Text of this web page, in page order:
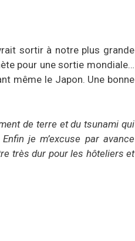
sortir à notre plus grande
pour une sortie mondiale…
même le Japon. Une bonne
de terre et du tsunami qui
je m’excuse par avance
très dur pour les hôteliers et